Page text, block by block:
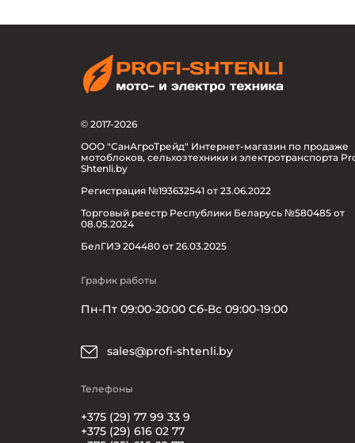
© 2017-2026
ООО "СанАгроТрейд" Интернет-магазин по продаже
мотоблоков, сельхозтехники и электротранспорта
Shtenli.by
Регистрация №193632541 от 23.06.2022
Торговый реестр Республики Беларусь №580485 от
08.05.2024
БелГИЭ 204480 от 26.03.2025
График работы
Пн-Пт 09:00-20:00 Сб-Вс 09:00-19:00
sales@profi-shtenli.by
Телефоны
+375 (29) 77 99 33 9
+375 (29) 616 02 77